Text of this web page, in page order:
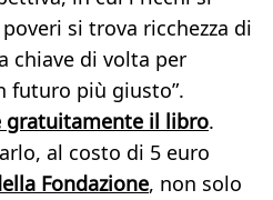
si trova ricchezza di
chiave di volta per
futuro più giusto”.
gratuitamente il libro.
al costo di 5 euro
Fondazione, non solo